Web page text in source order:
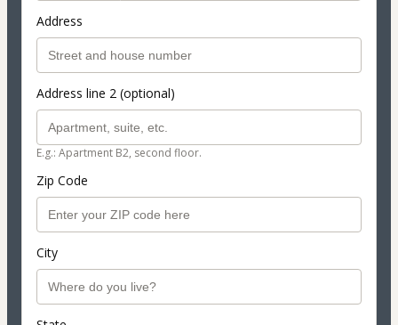
Address
Address line 2 (optional)
E.g.: Apartment B2, second floor.
Zip Code
City